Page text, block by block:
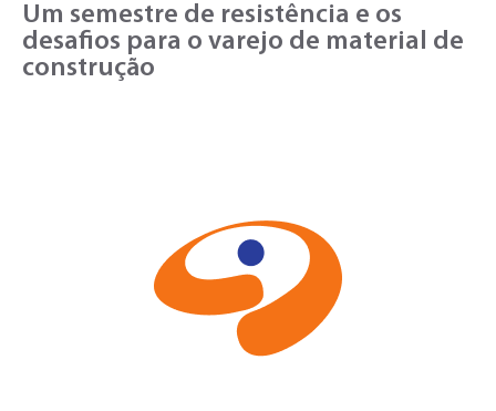
Um semestre de resistência e os
desafios para o varejo de material de
construção